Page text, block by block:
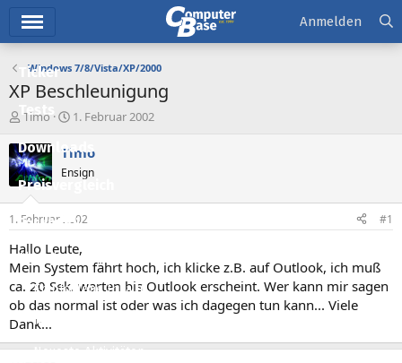
Ticker
Tests
Downloads
Preisvergleich
Forum
Aktuelles
Empfohlene Inhalte
Neue Beiträge
Neueste Aktivitäten
Anmelden
Windows 7/8/Vista/XP/2000
XP Beschleunigung
E
s
t
e
l
e
r
Timo
E
s
e
t
a
m
1. Februar 2002
Timo
Ensign
1. Februar 2002 #1
Hallo Leute,
Mein System fährt hoch, ich klicke z.B. auf Outlook, ich muß
ca. 20 Sek. warten bis Outlook erscheint. Wer kann mir sagen
ob das normal ist oder was ich dagegen tun kann... Viele
Dank...